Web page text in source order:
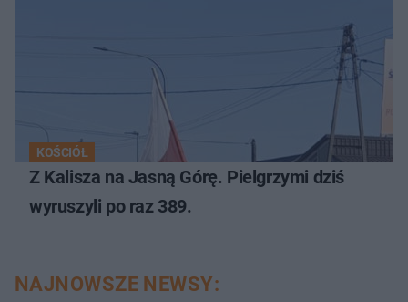
KOŚCIÓŁ
Z Kalisza na Jasną Górę. Pielgrzymi dziś
wyruszyli po raz 389.
NAJNOWSZE NEWSY: